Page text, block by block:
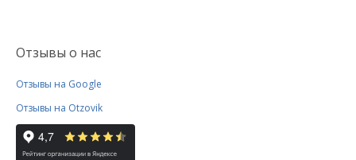
Отзывы о нас
Отзывы на Google
Отзывы на Otzovik